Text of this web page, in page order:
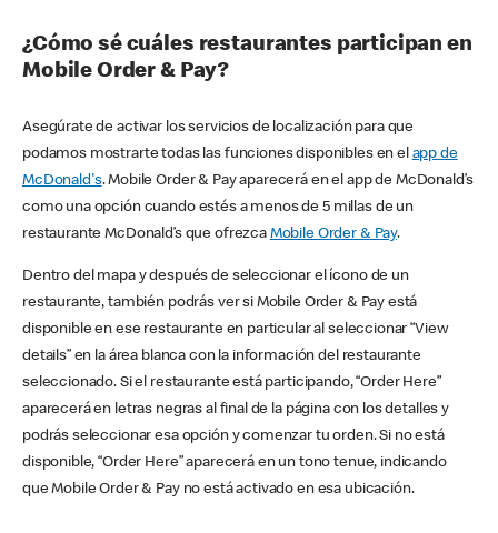
¿Cómo sé cuáles restaurantes participan en
Mobile Order & Pay?
Asegúrate de activar los servicios de localización para que
podamos mostrarte todas las funciones disponibles en el app de
McDonald's. Mobile Order & Pay aparecerá en el app de McDonald’s
como una opción cuando estés a menos de 5 millas de un
restaurante McDonald’s que ofrezca Mobile Order & Pay.
Dentro del mapa y después de seleccionar el ícono de un
restaurante, también podrás ver si Mobile Order & Pay está
disponible en ese restaurante en particular al seleccionar “View
details” en la área blanca con la información del restaurante
seleccionado. Si el restaurante está participando, “Order Here”
aparecerá en letras negras al final de la página con los detalles y
podrás seleccionar esa opción y comenzar tu orden. Si no está
disponible, “Order Here” aparecerá en un tono tenue, indicando
que Mobile Order & Pay no está activado en esa ubicación.